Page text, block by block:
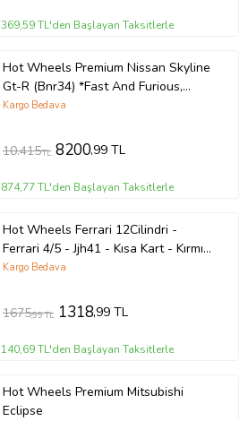
369,59 TL'den Başlayan Taksitlerle
Hot Wheels Premium Nissan Skyline
Gt-R (Bnr34) *Fast And Furious,
Oyuncak Araba (Çok Renkli)
Kargo Bedava
10.415TL 8200,99 TL
874,77 TL'den Başlayan Taksitlerle
Hot Wheels Ferrari 12Cilindri -
Ferrari 4/5 - Jjh41 - Kısa Kart - Kırmızı
- Mattel 2026 (94/250) - L
Kargo Bedava
1675,99 TL 1318,99 TL
140,69 TL'den Başlayan Taksitlerle
Hot Wheels Premium Mitsubishi
Eclipse